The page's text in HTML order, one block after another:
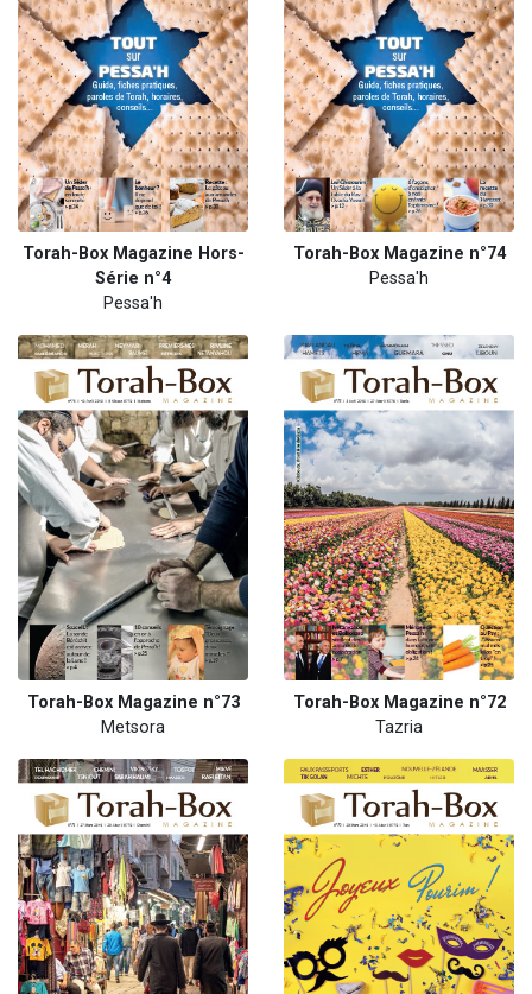
Torah-Box Magazine Hors-
Série n°4
Pessa'h
Torah-Box Magazine n°74
Pessa'h
Torah-Box Magazine n°73
Metsora
Torah-Box Magazine n°72
Tazria